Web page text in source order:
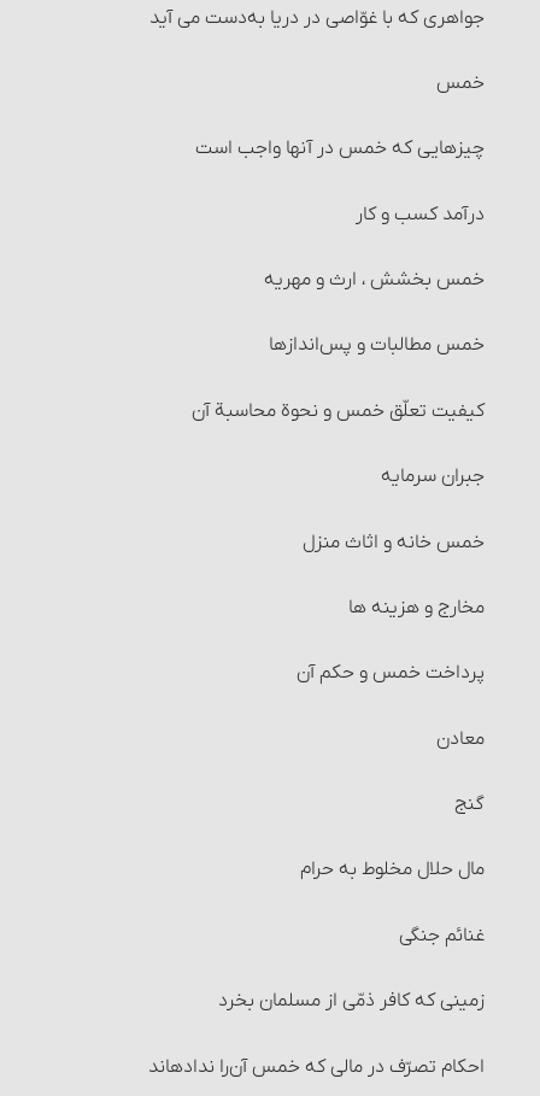
احکام تغییر تقلید (عدول)
بقای بر تقلید میت
تغییر رأی مجتهد و احکام آن
عدالت و نشانه ‏های آن
جواهری که با غوّاصی در دریا به‌دست می‏ آید
خمس
چیزهایی که خمس در آنها واجب است‏
درآمد کسب و کار
خمس بخشش ، ارث و مهریه
خمس مطالبات و پس‌اندازها
کیفیت تعلّق خمس و نحوة محاسبة آن‏
جبران سرمایه‏
خمس خانه و اثاث منزل‏
مخارج و هزینه‏ ها
پرداخت خمس و حکم آن‏
معادن
گنج
مال حلال مخلوط به حرام‏
غنائم جنگی
زمینی که کافر ذمّی از مسلمان بخرد
احکام تصرّف در مالی که خمس آن‌را نداده‏اند